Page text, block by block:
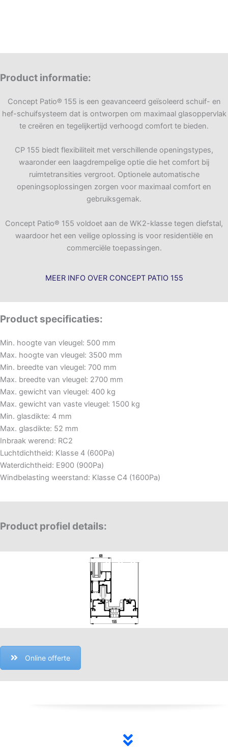
Product informatie:
Concept Patio® 155 is een geavanceerd geïsoleerd schuif- en
hef-schuifsysteem dat is ontworpen om maximaal glasoppervlak
te creëren en tegelijkertijd verhoogd comfort te bieden.
CP 155 biedt flexibiliteit met verschillende openingstypes,
waaronder een laagdrempelige optie die het comfort bij
ruimtetransities vergroot. Optionele automatische
openingsoplossingen zorgen voor maximaal comfort en
gebruiksgemak.
Concept Patio® 155 voldoet aan de WK2-klasse tegen diefstal,
waardoor het een veilige oplossing is voor residentiële en
commerciële toepassingen.
MEER INFO OVER CONCEPT PATIO 155
Product specificaties:
Min. hoogte van vleugel: 500 mm
Max. hoogte van vleugel: 3500 mm
Min. breedte van vleugel: 700 mm
Max. breedte van vleugel: 2700 mm
Max. gewicht van vleugel: 400 kg
Max. gewicht van vaste vleugel: 1500 kg
Min. glasdikte: 4 mm
Max. glasdikte: 52 mm
Inbraak werend: RC2
Luchtdichtheid: Klasse 4 (600Pa)
Waterdichtheid: E900 (900Pa)
Windbelasting weerstand: Klasse C4 (1600Pa)
Product profiel details:
Online offerte